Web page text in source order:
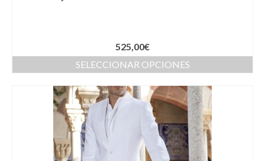
Complementos Ceremonia
Pijamas
Vestidos niña
Complementos
525,00€
SELECCIONAR OPCIONES